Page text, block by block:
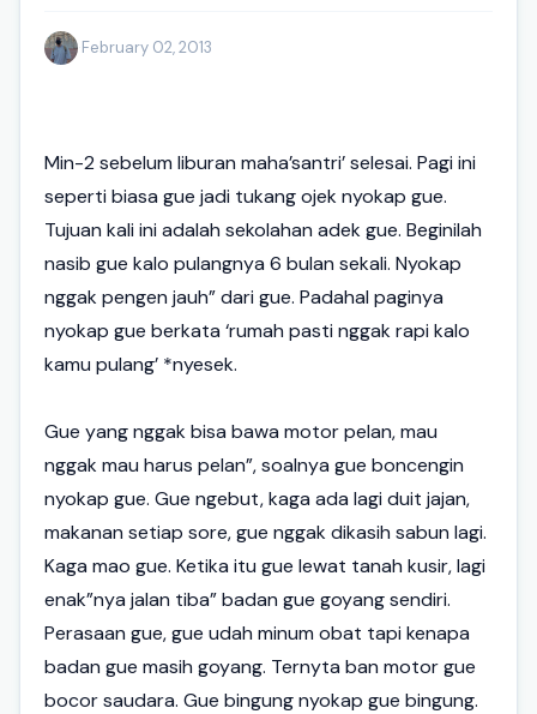
February 02, 2013
Min-2 sebelum liburan maha’santri’ selesai. Pagi ini
seperti biasa gue jadi tukang ojek nyokap gue.
Tujuan kali ini adalah sekolahan adek gue. Beginilah
nasib gue kalo pulangnya 6 bulan sekali. Nyokap
nggak pengen jauh” dari gue. Padahal paginya
nyokap gue berkata ‘rumah pasti nggak rapi kalo
kamu pulang’ *nyesek.
Gue yang nggak bisa bawa motor pelan, mau
nggak mau harus pelan”, soalnya gue boncengin
nyokap gue. Gue ngebut, kaga ada lagi duit jajan,
makanan setiap sore, gue nggak dikasih sabun lagi.
Kaga mao gue. Ketika itu gue lewat tanah kusir, lagi
enak”nya jalan tiba” badan gue goyang sendiri.
Perasaan gue, gue udah minum obat tapi kenapa
badan gue masih goyang. Ternyta ban motor gue
bocor saudara. Gue bingung nyokap gue bingung.